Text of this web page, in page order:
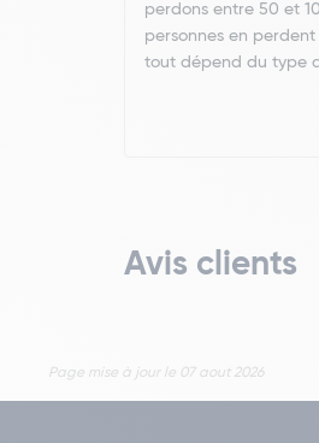
perdons entre 50 et
personnes en
tout dépend du type
Avis clients
Page mise à jour le 07 aout 2026